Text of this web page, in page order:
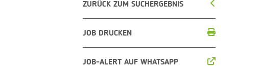
ZURÜCK ZUM SUCHERGEBNIS
JOB DRUCKEN
JOB-ALERT AUF WHATSAPP